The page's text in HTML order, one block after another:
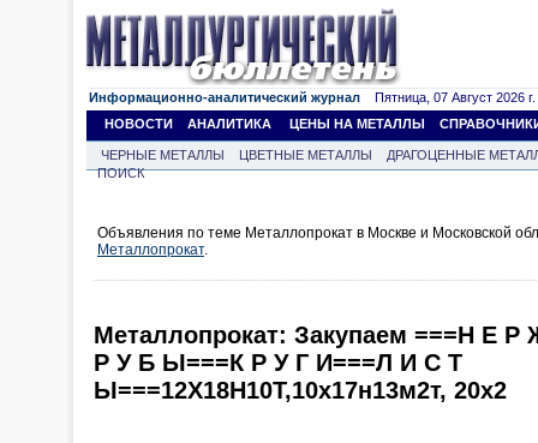
Информационно-аналитический журнал Пятница, 07 Август 2026 г.
НОВОСТИ
АНАЛИТИКА ЦЕНЫ НА МЕТАЛЛЫ
ЧЕРНЫЕ МЕТАЛЛЫ ЦВЕТНЫЕ МЕТАЛЛЫ
ДРАГОЦЕННЫЕ
ПОИСК
Объявления по теме Металлопрокат в Москве и Московской
Металлопрокат.
Металлопрокат: Закупаем ===Н Е
Р У Б Ы===К Р У Г И===Л И С Т
Ы===12Х18Н10Т,10х17н13м2т, 20х2